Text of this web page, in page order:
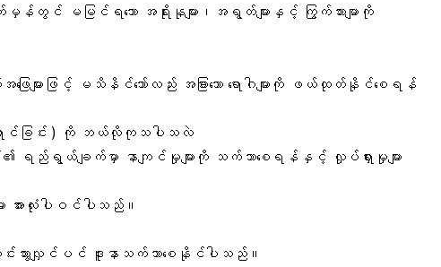
င် မမြင်ရသော အရိုးနုများ၊အရွတ်များနှင့် ကြွက်သားမျာကို
ြေများဖြင့် မသိနိင်သော်လည်း အခြားသော ရောဂါများကို ဖယ်ထုတ်နိုင်စေရန်
ောင်ခြင်း ) ကို ဘယ်လိုကုသပါသလဲ
ရည်ရွယ်ချက်မှာ နာကျင်မှုများကို သက်သာစေရန်နှင့် လှုပ်ရှားမှုများ
အားလုံးပါဝင်ပါသည်။
သွားလျှင်ပင် ဒူးနာသက်သာစေနိုင်ပါသည်။